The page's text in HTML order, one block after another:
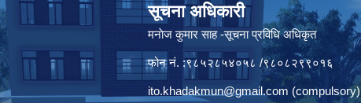
सूचना अधिकारी
मनाेज कुमार साह -सूचना प्रविधि अधिकृत
फोन नं. :९८५२८५४०५८ /९८०८२९९०१६
ito.khadakmun@gmail.com (compulsory)